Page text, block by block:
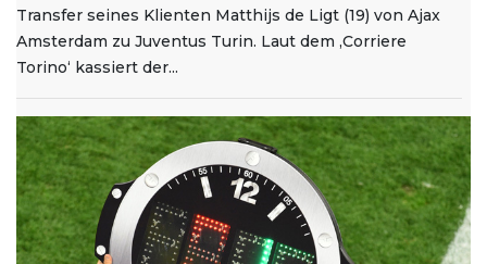
Transfer seines Klienten Matthijs de Ligt (19) von Ajax
Amsterdam zu Juventus Turin. Laut dem ‚Corriere
Torino‘ kassiert der...